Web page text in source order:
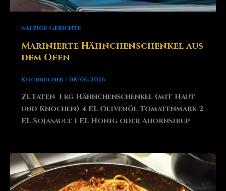
Salzige Gerichte
Marinierte Hähnchenschenkel aus
dem Ofen
Kochbucher/ 08/06/2026
Zutaten 1 kg Hähnchenschenkel (mit Haut
und Knochen) 4 EL Olivenöl Tomatenmark 2
EL Sojasauce 1 EL Honig oder Ahornsirup